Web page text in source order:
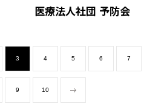
医療法人社団 予防会
3 4 5 6 7
9 10